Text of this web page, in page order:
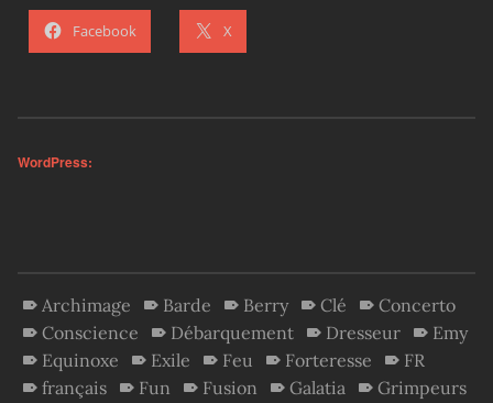
Facebook X
WordPress:
Archimage Barde Berry Clé
Concerto
Conscience
Débarquement Dresseur
Emy
Equinoxe
Exile Feu Forteresse
FR
français
Fun Fusion Galatia
Grimpeurs